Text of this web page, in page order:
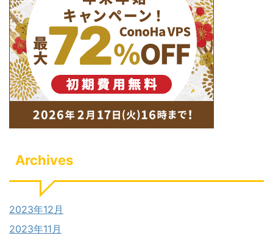
Archives
2023年12月
2023年11月